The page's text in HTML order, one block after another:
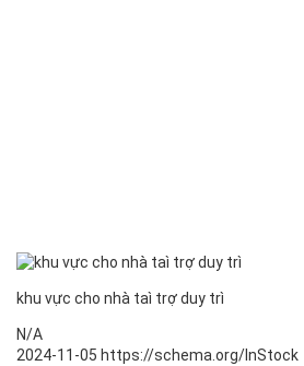
khu vực cho nhà taì trợ duy trì
N/A
2024-11-05 https://schema.org/InStock